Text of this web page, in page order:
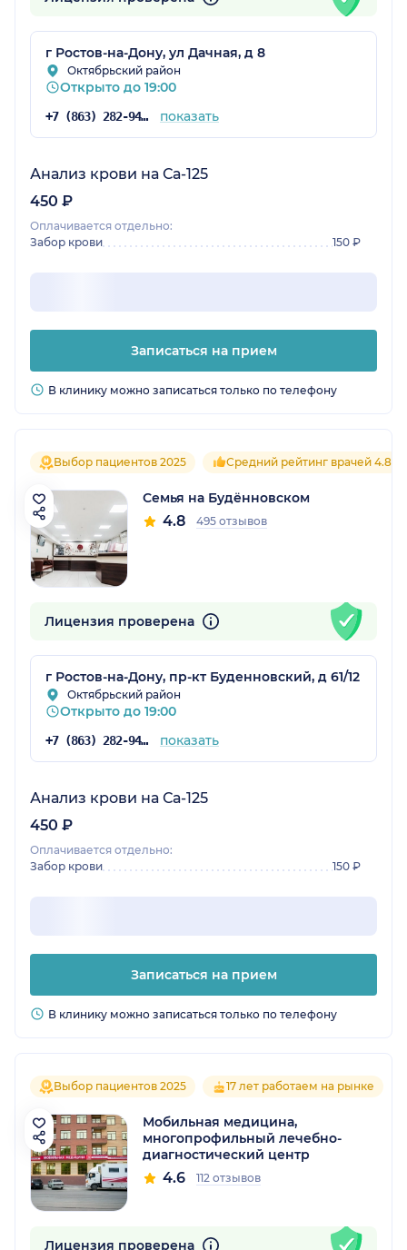
г Ростов-на-Дону, ул Дачная, д 8
Октябрьский район
Открыто до 19:00
+7 (863) 282-94-55 показать
Анализ крови на Са-125
450 ₽
Оплачивается отдельно:
Забор крови
150 ₽
Записаться на прием
В клинику можно записаться только по телефону
Выбор пациентов 2025 Средний рейтинг врачей 4.8
Семья на Будённовском
4.8 495 отзывов
Лицензия проверена
г Ростов-на-Дону, пр-кт Буденновский, д 61/12
Октябрьский район
Открыто до 19:00
+7 (863) 282-94-55 показать
Анализ крови на Са-125
450 ₽
Оплачивается отдельно:
Забор крови
150 ₽
Записаться на прием
В клинику можно записаться только по телефону
Выбор пациентов 2025 17 лет работаем на рынке
Мобильная медицина,
многопрофильный лечебно-
диагностический центр
4.6 112 отзывов
Лицензия проверена